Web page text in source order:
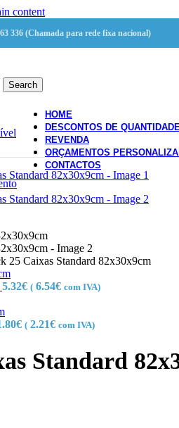
content
336 (Chamada para rede fixa nacional)
Search
HOME
DESCONTOS DE
REVENDA
ORÇAMENTOS
CONTACTOS
25 Caixas Standard 82x30x9cm
5.32€ ( 6.54€ com IVA)
€ ( 2.21€ com IVA)
Standard